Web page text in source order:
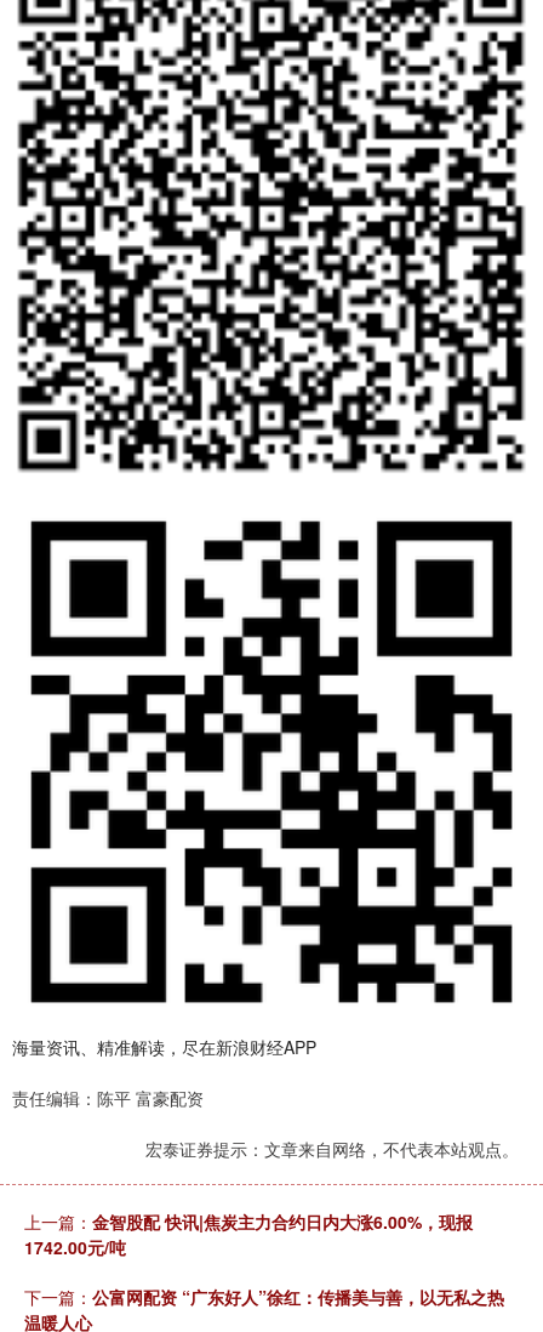
海量资讯、精准解读，尽在新浪财经APP
责任编辑：陈平 富豪配资
宏泰证券提示：文章来自网络，不代表本站观点。
上一篇： 金智股配 快讯|焦炭主力合约日内大涨6.00%，现报
1742.00元/吨
下一篇： 公富网配资 “广东好人”徐红：传播美与善，以无私之热
温暖人心